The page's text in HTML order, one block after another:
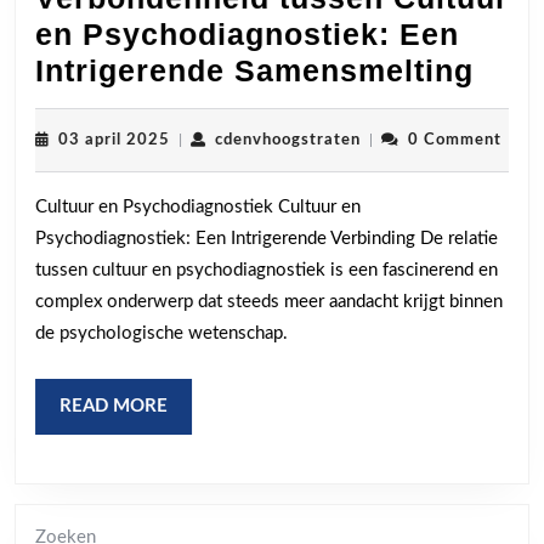
en Psychodiagnostiek: Een
Intrigerende Samensmelting
en
Een
03 april 2025 03
cdenvhoogstratencdenvhoogstraten
0 Comment
Cultuur en Psychodiagnostiek Cultuur en
Psychodiagnostiek: Een Intrigerende Verbinding De relatie
tussen cultuur en psychodiagnostiek is een fascinerend en
complex onderwerp dat steeds meer aandacht krijgt binnen
de psychologische wetenschap.
READ MORE
MORE
Zoeken